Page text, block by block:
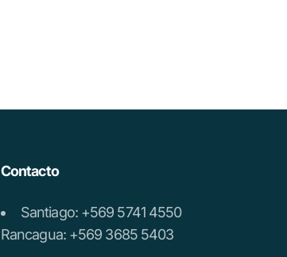
Contacto
Santiago: +569 5741 4550
Rancagua: +569 3685 5403